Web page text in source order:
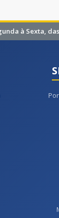
à Sexta, das